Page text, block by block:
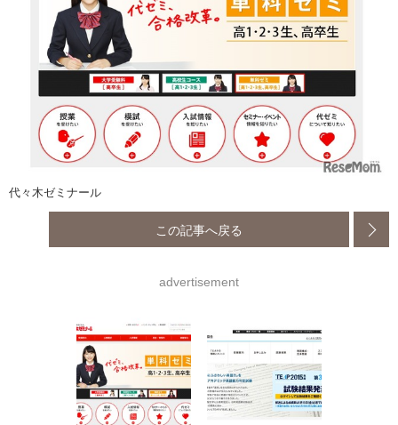
代々木ゼミナール
この記事へ戻る
advertisement